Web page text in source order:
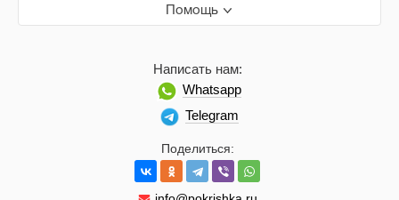
Помощь
Поделиться:
Написать нам:
Whatsapp
Telegram